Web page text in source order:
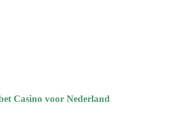
Casino voor Nederland